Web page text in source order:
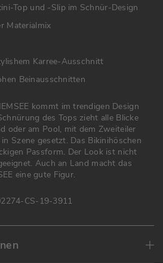
Top und -Slip im Schnür-Design
Materialmix
Karree-Ausschnitt
Beinausschnitten
kommt im trendigen Design
des Tops zieht alle Blicke
oder am Pool, mit dem Zweiteiler
Szene gesetzt. Das Bikinihöschen
Passform. Der Look ist nicht
Auch an Land macht das
eine gute Figur.
CS-19-3911